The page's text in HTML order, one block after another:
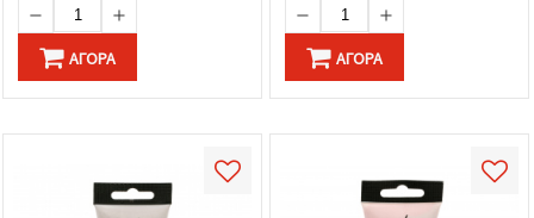
ΑΓΟΡΆ ΑΓΟΡΆ